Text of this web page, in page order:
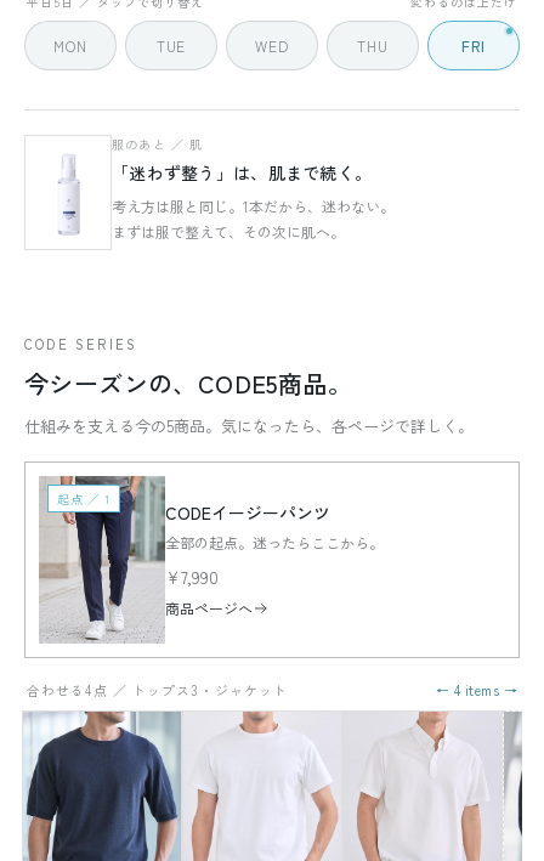
MON TUE WED THU FRI
服のあと ／ 肌
「迷わず整う」は、肌まで続く。
考え方は服と同じ。1本だから、迷わない。
まずは服で整えて、その次に肌へ。
CODE SERIES
今シーズンの、CODE5商品。
仕組みを支える今の5商品。気になったら、各ページで詳しく。
起点 ／ 1
CODEイージーパンツ
全部の起点。迷ったらここから。
¥7,990
商品ページへ
合わせる4点 ／ トップス3・ジャケット ← 4 items →